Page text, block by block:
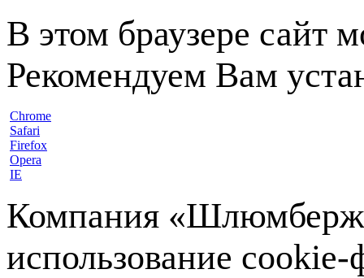
В этом браузере сайт
Рекомендуем Вам
Chrome
Safari
Firefox
Opera
IE
Компания
использование